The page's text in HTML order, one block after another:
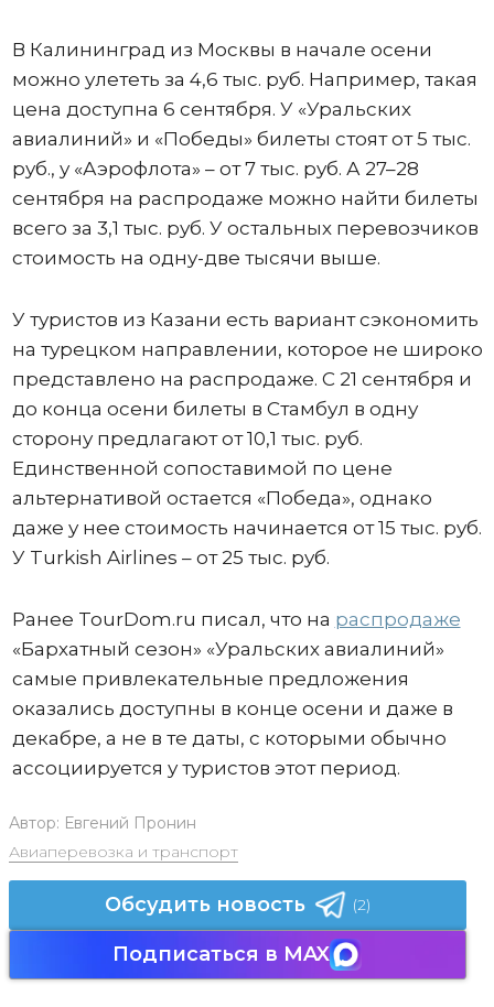
В Калининград из Москвы в начале осени
можно улететь за 4,6 тыс. руб. Например, такая
цена доступна 6 сентября. У «Уральских
авиалиний» и «Победы» билеты стоят от 5 тыс.
руб., у «Аэрофлота» – от 7 тыс. руб. А 27–28
сентября на распродаже можно найти билеты
всего за 3,1 тыс. руб. У остальных перевозчиков
стоимость на одну-две тысячи выше.
У туристов из Казани есть вариант сэкономить
на турецком направлении, которое не широко
представлено на распродаже. С 21 сентября и
до конца осени билеты в Стамбул в одну
сторону предлагают от 10,1 тыс. руб.
Единственной сопоставимой по цене
альтернативой остается «Победа», однако
даже у нее стоимость начинается от 15 тыс. руб.
У Turkish Airlines – от 25 тыс. руб.
Ранее TourDom.ru писал, что на распродаже
«Бархатный сезон» «Уральских авиалиний»
самые привлекательные предложения
оказались доступны в конце осени и даже в
декабре, а не в те даты, с которыми обычно
ассоциируется у туристов этот период.
Автор: Евгений Пронин
Авиаперевозка и транспорт
Обсудить новость (2)
Подписаться в MAX